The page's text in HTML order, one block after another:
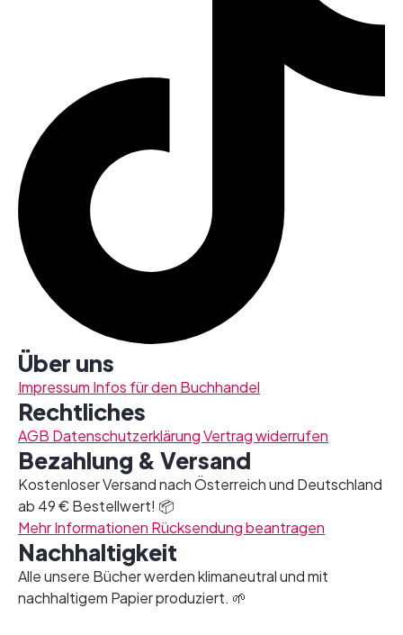
Über uns
Impressum Infos für den Buchhandel
Rechtliches
AGB DatenschutzerklärungVertrag widerrufen
Bezahlung & Versand
Kostenloser Versand nach Österreich und Deutschland
ab 49 € Bestellwert! 📦
Mehr Informationen Rücksendung beantragen
Nachhaltigkeit
Alle unsere Bücher werden klimaneutral und mit
nachhaltigem Papier produziert. 🌱